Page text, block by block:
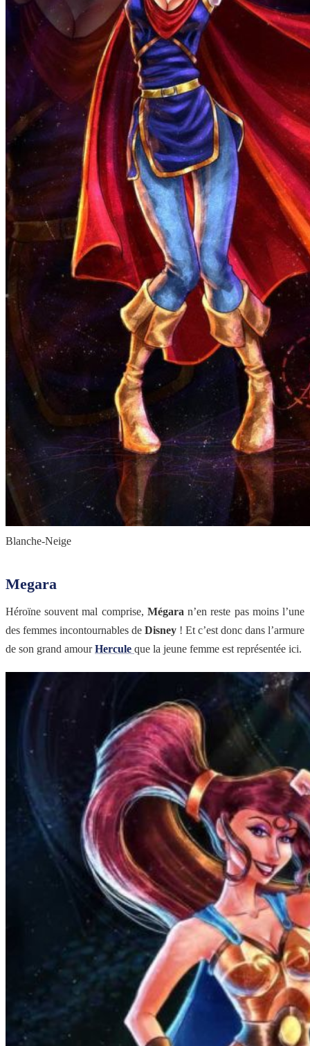
Blanche-Neige
Megara
Héroïne souvent mal comprise, Mégara n’en reste pas moins l’une
des femmes incontournables de Disney ! Et c’est donc dans l’armure
de son grand amourHercule que la jeune femme est représentée ici.